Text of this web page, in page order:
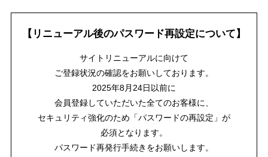
【リニューアル後のパスワード再設定について】
サイトリニューアルに向けて
ご登録状況の確認をお願いしております。
2025年8月24日以前に
会員登録していただいた全てのお客様に、
セキュリティ強化のため「パスワードの再設定」が
必須となります。
パスワード再発行手続きをお願いします。